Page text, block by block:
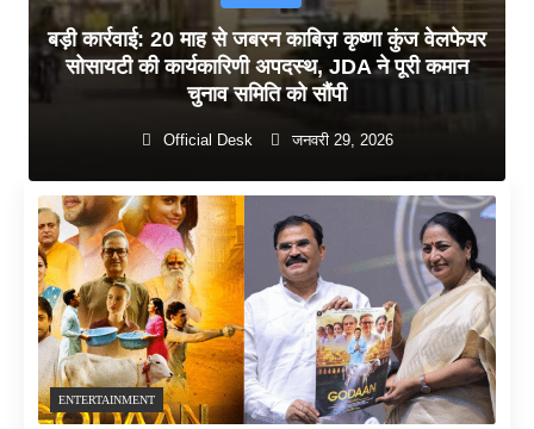
बड़ी कार्रवाई: 20 माह से जबरन काबिज़ कृष्णा कुंज वेलफेयर
सोसायटी की कार्यकारिणी अपदस्थ, JDA ने पूरी कमान
चुनाव समिति को सौंपी
Official Desk जनवरी 29, 2026
ENTERTAINMENT